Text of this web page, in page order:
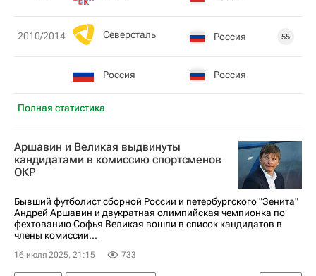
Полная статистика
2010/2014 Северсталь Россия 55
Россия Россия
Аршавин и Великая выдвинуты
кандидатами в комиссию спортсменов
ОКР
Бывший футболист сборной России и петербургского "Зенита"
Андрей Аршавин и двукратная олимпийская чемпионка по
фехтованию Софья Великая вошли в список кандидатов в
члены комиссии...
16 июля 2025, 21:15 733